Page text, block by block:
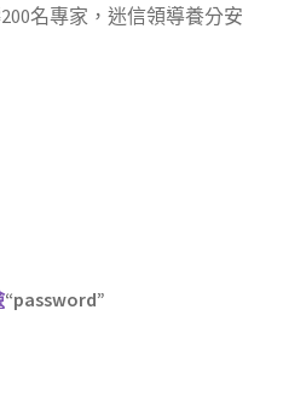
名專家，迷信領導養分安
“password”